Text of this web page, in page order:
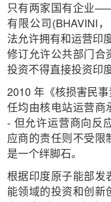
只有两家国有企业
有限公司(BHAVINI
法允许拥有和运营印
修订允许公共部门合
投资不得直接投资印
2010 年《核损害民
任均由核电站运营商
- 但允许运营商向反
应商的责任则不受限
是一个绊脚石。
根据印度原子能部发
能领域的投资和创新